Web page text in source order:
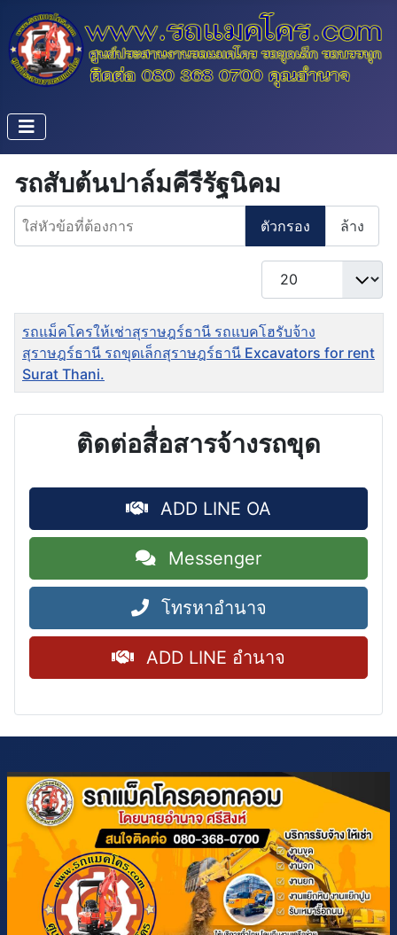
รถสับต้นปาล์มคีรีรัฐนิคม
ใส่หัวข้อที่ต้องการ
ตัวกรอง ล้าง
แสดง #
ชื่อ
รถแม็คโครให้เช่าสุราษฎร์ธานี รถแบคโฮรับจ้าง
สุราษฎร์ธานี รถขุดเล็กสุราษฎร์ธานี Excavators for rent
Surat Thani.
ติดต่อสื่อสารจ้างรถขุด
ADD LINE OA
Messenger
โทรหาอำนาจ
ADD LINE อำนาจ